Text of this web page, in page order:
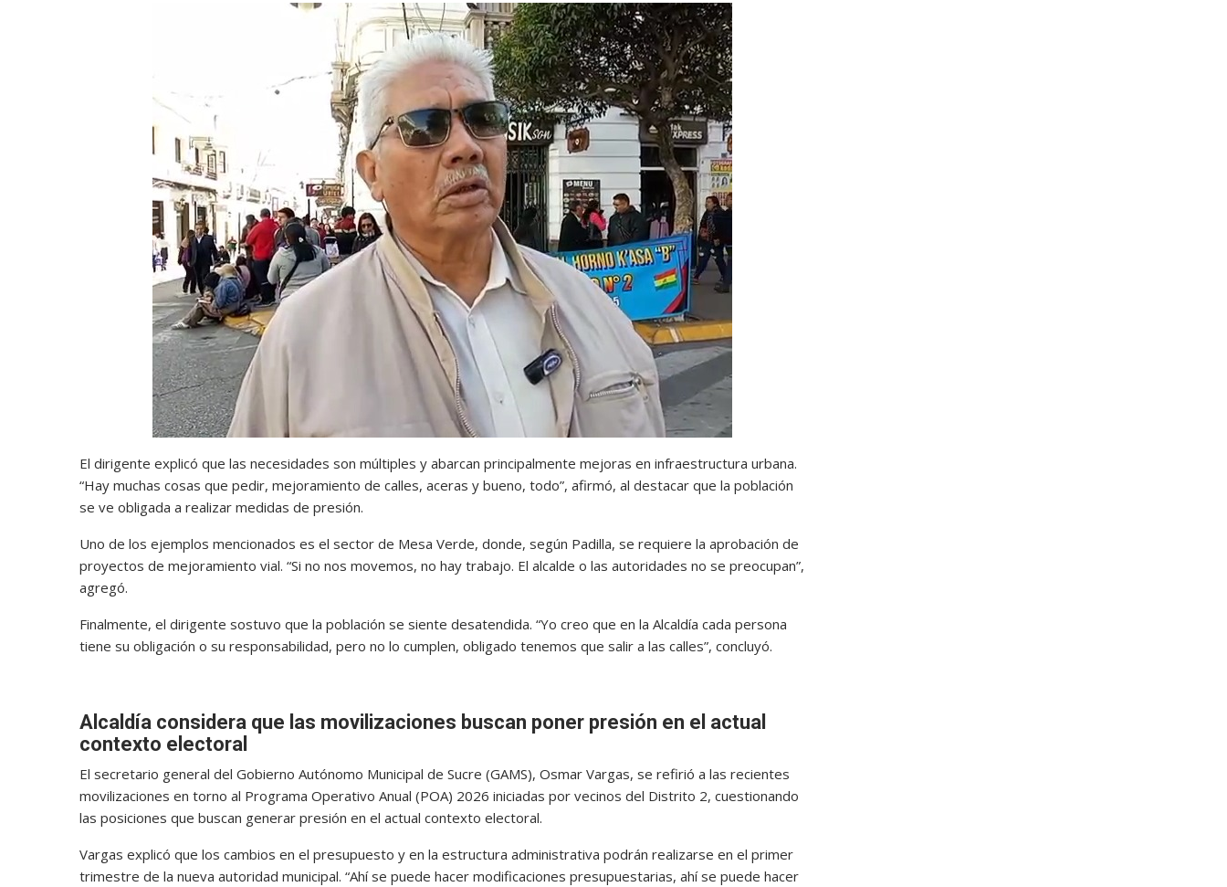
El dirigente explicó que las necesidades son múltiples y abarcan principalmente mejoras en infraestructura urbana.
“Hay muchas cosas que pedir, mejoramiento de calles, aceras y bueno, todo”, afirmó, al destacar que la población
se ve obligada a realizar medidas de presión.
Uno de los ejemplos mencionados es el sector de Mesa Verde, donde, según Padilla, se requiere la aprobación de
proyectos de mejoramiento vial. “Si no nos movemos, no hay trabajo. El alcalde o las autoridades no se preocupan”,
agregó.
Finalmente, el dirigente sostuvo que la población se siente desatendida. “Yo creo que en la Alcaldía cada persona
tiene su obligación o su responsabilidad, pero no lo cumplen, obligado tenemos que salir a las calles”, concluyó.
Alcaldía considera que las movilizaciones buscan poner presión en el actual
contexto electoral
El secretario general del Gobierno Autónomo Municipal de Sucre (GAMS), Osmar Vargas, se refirió a las recientes
movilizaciones en torno al Programa Operativo Anual (POA) 2026 iniciadas por vecinos del Distrito 2, cuestionando
las posiciones que buscan generar presión en el actual contexto electoral.
Vargas explicó que los cambios en el presupuesto y en la estructura administrativa podrán realizarse en el primer
trimestre de la nueva autoridad municipal. “Ahí se puede hacer modificaciones presupuestarias, ahí se puede hacer